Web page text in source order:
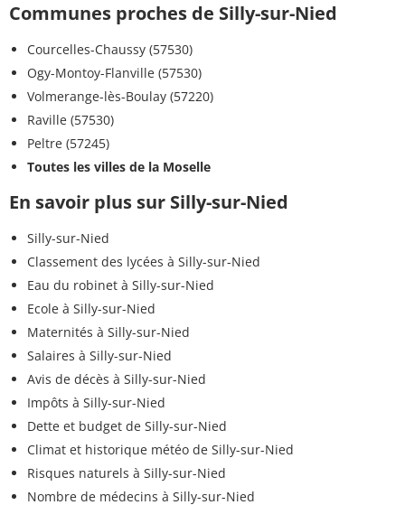
Communes proches de Silly-sur-Nied
Courcelles-Chaussy (57530)
Ogy-Montoy-Flanville (57530)
Volmerange-lès-Boulay (57220)
Raville (57530)
Peltre (57245)
Toutes les villes de la Moselle
En savoir plus sur Silly-sur-Nied
Silly-sur-Nied
Classement des lycées à Silly-sur-Nied
Eau du robinet à Silly-sur-Nied
Ecole à Silly-sur-Nied
Maternités à Silly-sur-Nied
Salaires à Silly-sur-Nied
Avis de décès à Silly-sur-Nied
Impôts à Silly-sur-Nied
Dette et budget de Silly-sur-Nied
Climat et historique météo de Silly-sur-Nied
Risques naturels à Silly-sur-Nied
Nombre de médecins à Silly-sur-Nied